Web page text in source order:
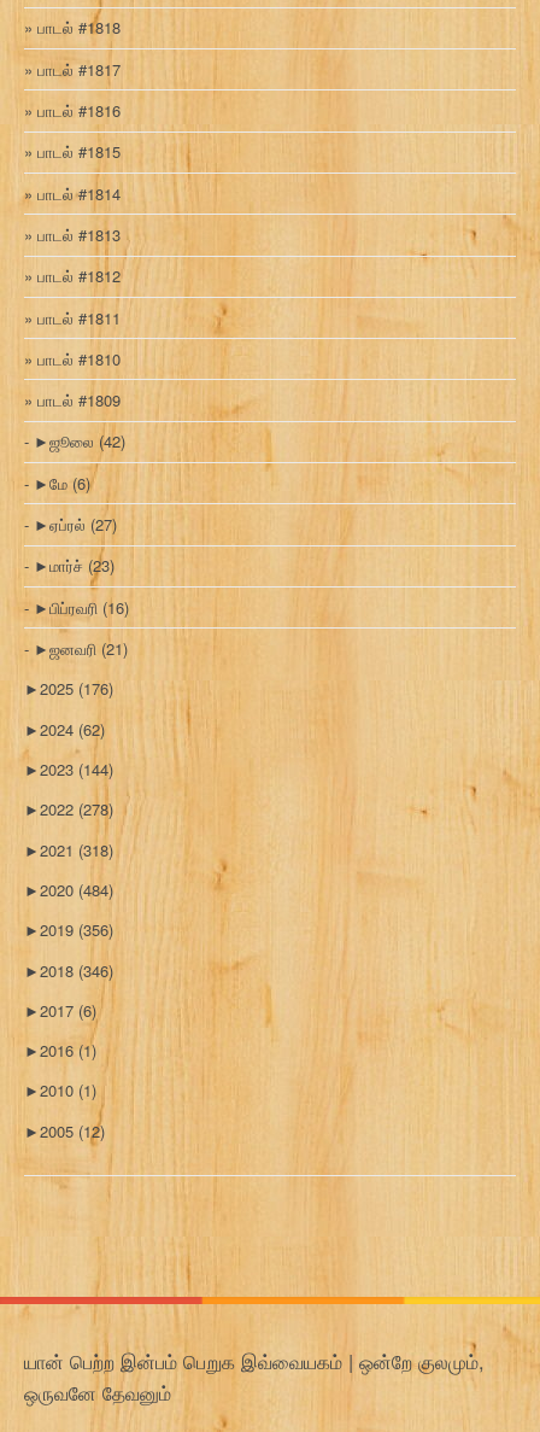
பாடல் #1818
பாடல் #1817
பாடல் #1816
பாடல் #1815
பாடல் #1814
பாடல் #1813
பாடல் #1812
பாடல் #1811
பாடல் #1810
பாடல் #1809
►ஜூலை (42)
►மே (6)
►ஏப்ரல் (27)
►மார்ச் (23)
►பிப்ரவரி (16)
►ஜனவரி (21)
►2025 (176)
►2024 (62)
►2023 (144)
►2022 (278)
►2021 (318)
►2020 (484)
►2019 (356)
►2018 (346)
►2017 (6)
►2016 (1)
►2010 (1)
►2005 (12)
யான் பெற்ற இன்பம் பெறுக இவ்வையகம் | ஒன்றே குலமும்,
ஒருவனே தேவனும்